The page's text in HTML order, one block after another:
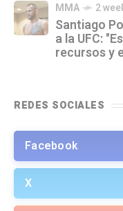
MMA 2
Santiago
a la UFC:
recursos y
REDES SOCIALES
Facebook
X